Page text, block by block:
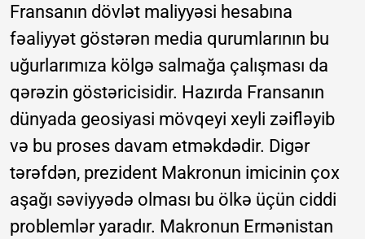
Fransanın dövlət maliyyəsi hesabına
fəaliyyət göstərən media qurumlarının bu
uğurlarımıza kölgə salmağa çalışması da
qərəzin göstəricisidir. Hazırda Fransanın
dünyada geosiyasi mövqeyi xeyli zəifləyib
və bu proses davam etməkdədir. Digər
tərəfdən, prezident Makronun imicinin çox
aşağı səviyyədə olması bu ölkə üçün ciddi
problemlər yaradır. Makronun Ermənistan